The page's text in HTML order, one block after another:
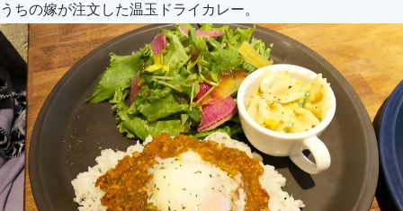
うちの嫁が注文した温玉ドライカレー。